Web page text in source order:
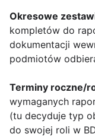
Okresowe
kompletów do
dokumentacji
podmiotów
Terminy roczne/
wymaganych
(tu decyduje typ
do swojej roli w